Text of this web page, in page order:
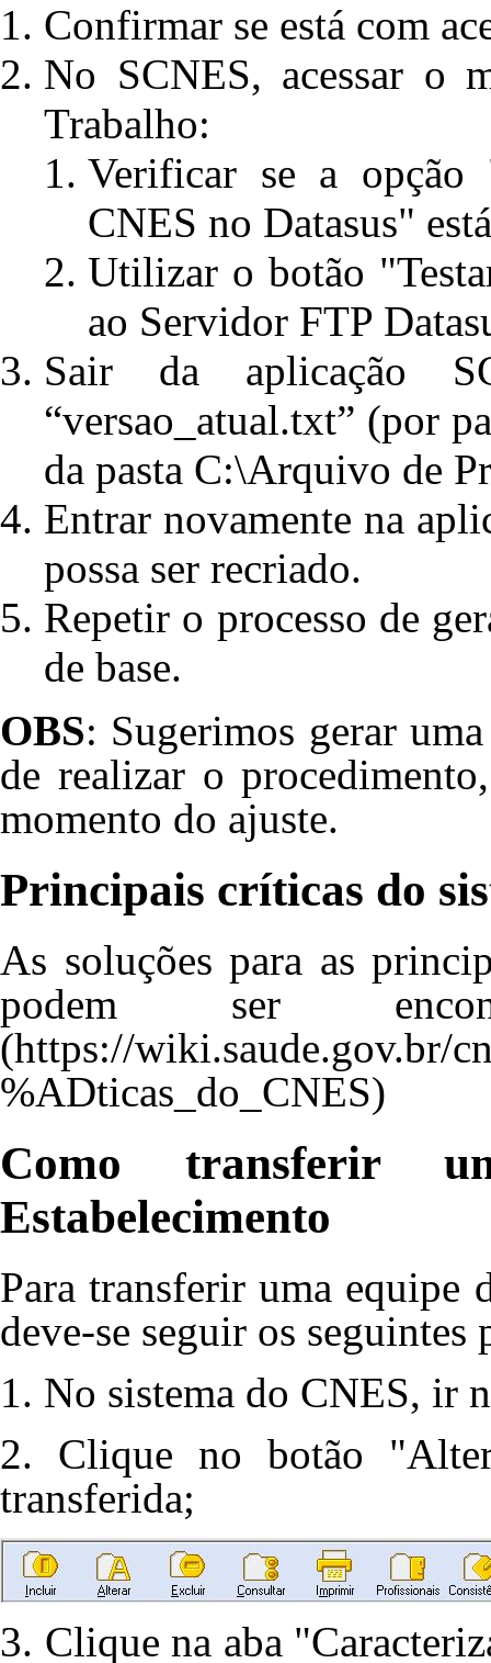
Confirmar se está com
No SCNES, acessar o
Trabalho:
Verificar se a opção
CNES no Datasus"
Utilizar o botão
ao Servidor FTP
Sair da aplicação
“versao_atual.txt” (por
da pasta C:\Arquivo de
Entrar novamente na
possa ser recriado.
Repetir o processo de
de base.
OBS: Sugerimos gerar
de realizar o
momento do ajuste.
Principais críticas do
As soluções para as
podem ser
Como transferir
Estabelecimento
Para transferir uma equipe
deve-se seguir os seguintes
1. No sistema do CNES, ir
2. Clique no botão
transferida;
3. Clique na aba